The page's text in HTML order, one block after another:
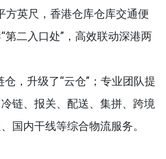
方英尺，香港仓库仓库交通便
第二入口处”，高效联动深港两
仓，升级了“云仓”；专业团队提
链、报关、配送、集拼、跨境
国内干线等综合物流服务。